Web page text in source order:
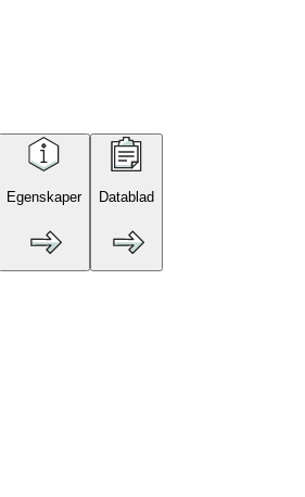
Egenskaper Datablad